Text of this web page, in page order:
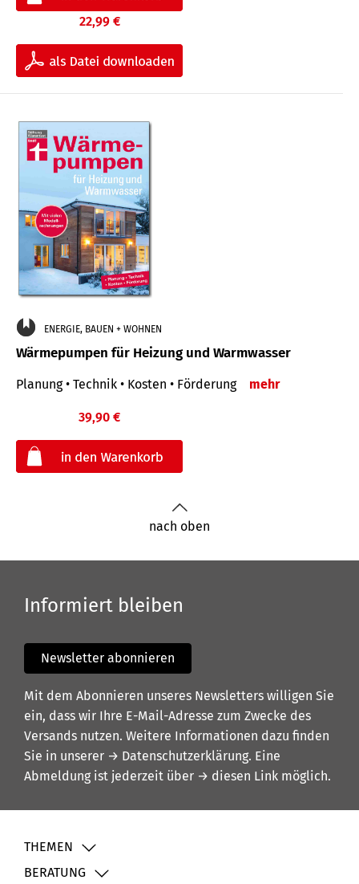
22,99 €
ENERGIE, BAUEN + WOHNEN
Wärmepumpen für Heizung und Warmwasser
Planung • Technik • Kosten • Förderung mehr
39,90 €
nach oben
Informiert bleiben
Newsletter abonnieren
Mit dem Abonnieren unseres Newsletters willigen Sie
ein, dass wir Ihre E-Mail-Adresse zum Zwecke des
Versands nutzen. Weitere Informationen dazu finden
Sie in unserer → Datenschutzerklärung. Eine
Abmeldung ist jederzeit über → diesen Link möglich.
THEMEN
BERATUNG